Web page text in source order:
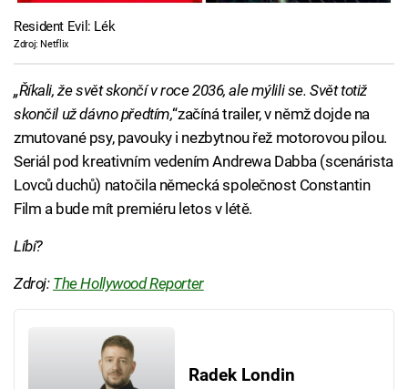
Resident Evil: Lék
Zdroj: Netflix
„Říkali, že svět skončí v roce 2036, ale mýlili se. Svět totiž
skončil už dávno předtím,“začíná trailer, v němž dojde na
zmutované psy, pavouky i nezbytnou řež motorovou pilou.
Seriál pod kreativním vedením Andrewa Dabba (scenárista
Lovců duchů) natočila německá společnost Constantin
Film a bude mít premiéru letos v létě.
Líbí?
Zdroj: The Hollywood Reporter
Radek Londin